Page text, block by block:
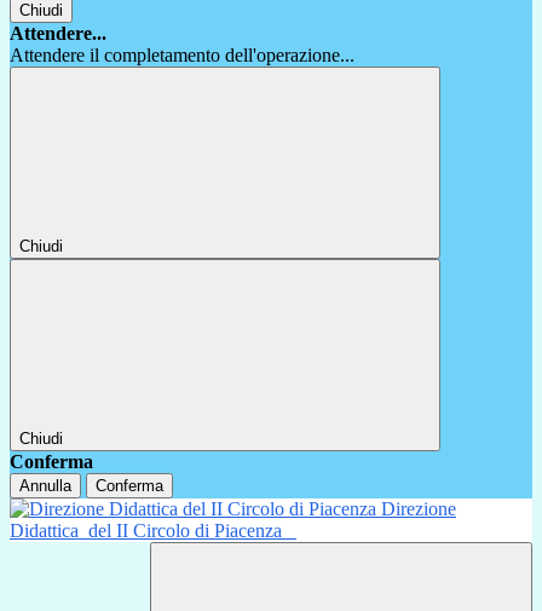
Chiudi
Attendere...
Attendere il completamento dell'operazione...
Chiudi
Chiudi
Conferma
Annulla Conferma
Direzione
Didattica del II Circolo di Piacenza